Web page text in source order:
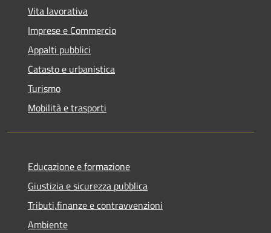
Vita lavorativa
Imprese e Commercio
Appalti pubblici
Catasto e urbanistica
Turismo
Mobilità e trasporti
Educazione e formazione
Giustizia e sicurezza pubblica
Tributi,finanze e contravvenzioni
Ambiente